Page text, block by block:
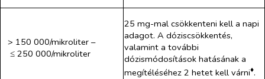
> 150 000/mikroliter –
≤ 250 000/mikroliter
25 mg-mal csökkenteni kell a napi
adagot. A dóziscsökkentés,
valamint a további
dózismódosítások hatásának a
megítéléséhez 2 hetet kell várni♦.